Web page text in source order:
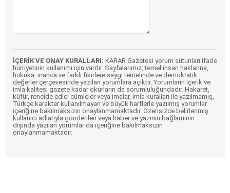
İÇERİK VE ONAY KURALLARI: KARAR Gazetesi yorum sütunları ifade
hürriyetinin kullanımı için vardır. Sayfalarımız, temel insan haklarına,
hukuka, inanca ve farklı fikirlere saygı temelinde ve demokratik
değerler çerçevesinde yazılan yorumlara açıktır. Yorumların içerik ve
imla kalitesi gazete kadar okurların da sorumluluğundadır. Hakaret,
küfür, rencide edici cümleler veya imalar, imla kuralları ile yazılmamış,
Türkçe karakter kullanılmayan ve büyük harflerle yazılmış yorumlar
içeriğine bakılmaksızın onaylanmamaktadır. Özensizce belirlenmiş
kullanıcı adlarıyla gönderilen veya haber ve yazının bağlamının
dışında yazılan yorumlar da içeriğine bakılmaksızın
onaylanmamaktadır.